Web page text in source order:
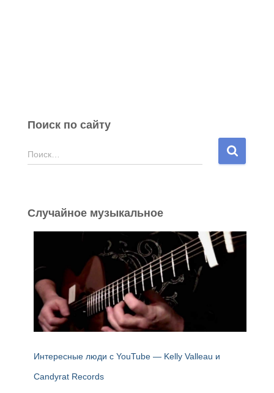
Поиск по сайту
Н
а
:
Поиск…
Случайное музыкальное
Интересные люди с YouTube — Kelly Valleau и
Candyrat Records